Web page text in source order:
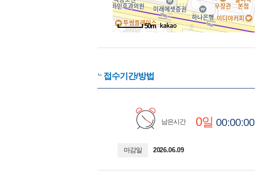
50m
접수기간/방법
남은시간 0일 00:00:00
마감일 2026.06.09